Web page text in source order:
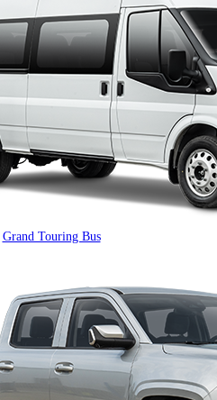
Grand Touring Bus